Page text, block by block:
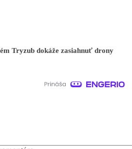
Tryzub dokáže zasiahnuť drony